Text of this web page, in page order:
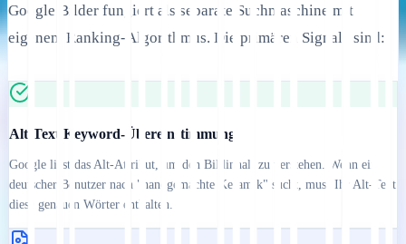
Google Bilder fungiert als separate Suchmaschine mit
eigenem Ranking-Algorithmus. Die primären Signale sind:
Alt-Text Keyword-Übereinstimmung
Google liest das Alt-Attribut, um den Bildinhalt zu verstehen. Wenn ein
deutscher Benutzer nach "handgemachte Keramik" sucht, muss Ihr Alt-Text
diese genauen Wörter enthalten.